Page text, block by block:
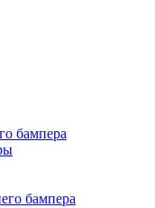
бампера
бампера